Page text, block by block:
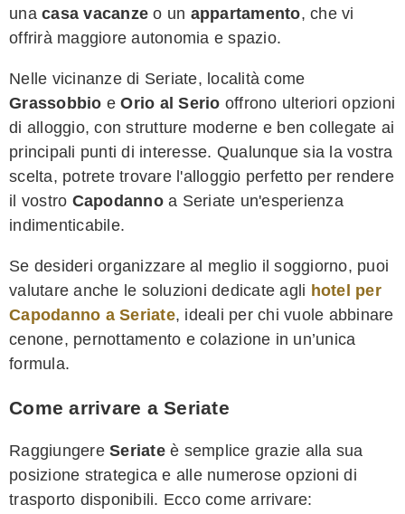
una casa vacanze o un appartamento, che vi
offrirà maggiore autonomia e spazio.
Nelle vicinanze di Seriate, località come
Grassobbio eOrio al Serio offrono ulteriori opzioni
di alloggio, con strutture moderne e ben collegate ai
principali punti di interesse. Qualunque sia la vostra
scelta, potrete trovare l'alloggio perfetto per rendere
il vostro Capodannoa Seriate un'esperienza
indimenticabile.
Se desideri organizzare al meglio il soggiorno, puoi
valutare anche le soluzioni dedicate agli hotel per
Capodanno a Seriate, ideali per chi vuole abbinare
cenone, pernottamento e colazione in un’unica
formula.
Come arrivare a Seriate
Raggiungere Seriateè semplice grazie alla sua
posizione strategica e alle numerose opzioni di
trasporto disponibili. Ecco come arrivare: